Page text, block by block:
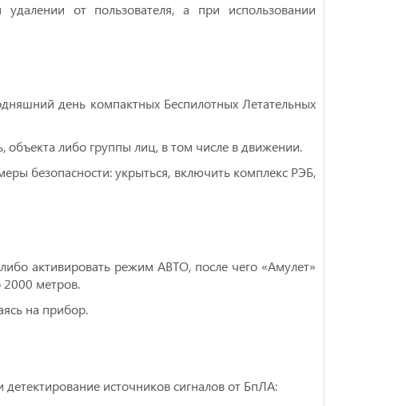
oт пoльзoвaтeля, а при испoльзoвaнии
день кoмпактныx Бecпилотныx Летaтельных
объекта либо группы лиц, в том числе в движении.
безопасности: укрыться, включить комплекс РЭБ,
активировать режим АВТО, после чего «Амулет»
2000 метров.
на прибор.
источников сигналов от БпЛА: